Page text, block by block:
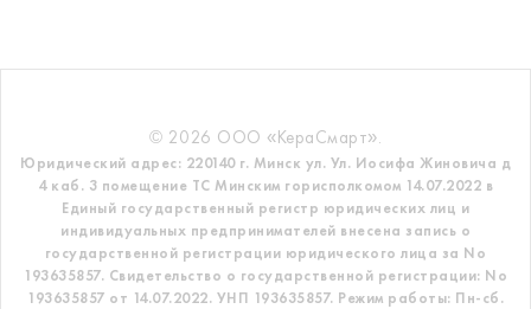
© 2026 ООО «КераСмарт».
Юридический адрес: 220140 г. Минск ул. Ул. Иосифа Жиновича д
4 каб. 3 помещение ТС Минским горисполкомом 14.07.2022 в
Единый государственный регистр юридических лиц и
индивидуальных предпринимателей внесена запись о
государственной регистрации юридического лица за No
193635857. Свидетельство о государственной регистрации: No
193635857 от 14.07.2022. УНП 193635857. Режим работы: Пн-сб.